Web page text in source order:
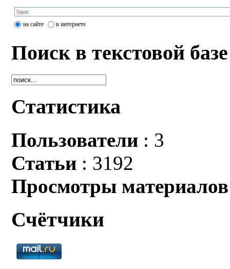
на сайте в интернете
Поиск в текстовой базе
Статистика
Пользователи : 3
Статьи : 3192
Просмотры материалов
Счётчики